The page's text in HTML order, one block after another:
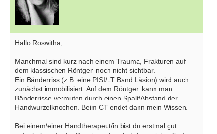
Hallo Roswitha,
Manchmal sind kurz nach einem Trauma, Frakturen auf
dem klassischen Röntgen noch nicht sichtbar.
Ein Bänderriss (z.B. eine PISI/LT Band Läsion) wird auch
zunächst immobilisiert. Auf dem Röntgen kann man
Bänderrisse vermuten durch einen Spalt/Abstand der
Handwurzelknochen. Beim CT endet dann mein Wissen.
Bei einem/einer Handtherapeut/in bist du erstmal gut